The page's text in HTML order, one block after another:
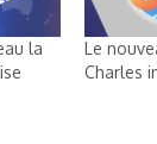
la
Le
Charles